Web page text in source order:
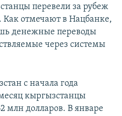
перевели за рубеж
Как отмечают в Нацбанке,
денежные переводы
через системы
с начала года
кыргызстанцы
млн долларов. В январе